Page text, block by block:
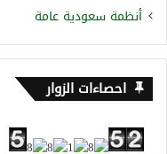
أنظمة سعودية عامة
احصاءات الزوار